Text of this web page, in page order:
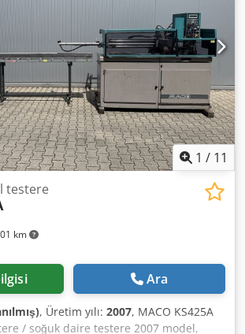
1 / 11
km
testere
Ara
, Üretim yılı: 2007, MACO KS425A
/ soğuk daire testere 2007 model,